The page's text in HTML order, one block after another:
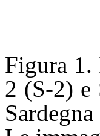
Figura 1.
2 (S-2)